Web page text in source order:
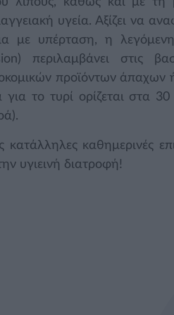
υγεία. Αξίζει να
με υπέρταση, η
περιλαμβάνει στις
προϊόντων άπαχων
το τυρί ορίζεται στα
καθημερινές
υγιεινή διατροφή!